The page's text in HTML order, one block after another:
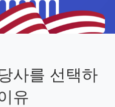
사를 선택하
유